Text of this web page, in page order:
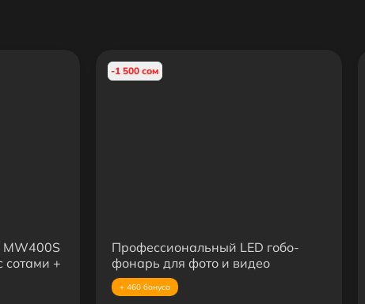
MW400S
сотами +
-1 500 сом
Профессиональный LED гобо-
фонарь для фото и видео
Hanshuai 10W с проекционными
насадками, регулируемым зумом
+ 460 бонуса